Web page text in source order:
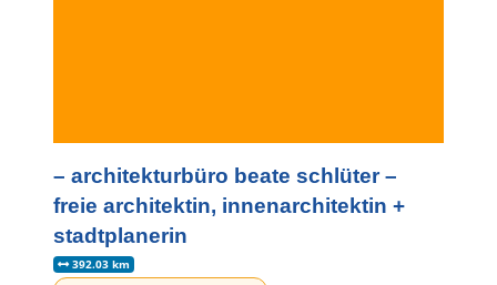
– architekturbüro beate schlüter –
freie architektin, innenarchitektin +
stadtplanerin
392.03 km